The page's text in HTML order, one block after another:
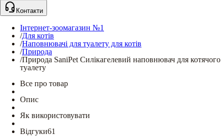
Контакти
Інтернет-зоомагазин №1
/Для котів
/Наповнювачі для туалету для котів
/Природа
/Природа SaniPet Силікагелевий наповнювач для котячого
туалету
Все про товар
Опис
Як використовувати
Відгуки61